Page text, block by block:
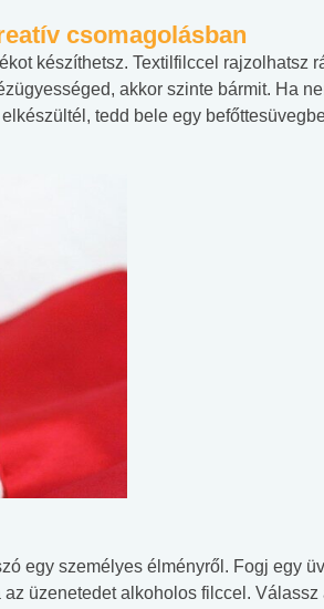
csomagolásban
készíthetsz. Textilfilccel rajzolhatsz
akkor szinte bármit. Ha
tedd bele egy
egy személyes élményről. Fogj egy
üzenetedet alkoholos filccel. Válassz